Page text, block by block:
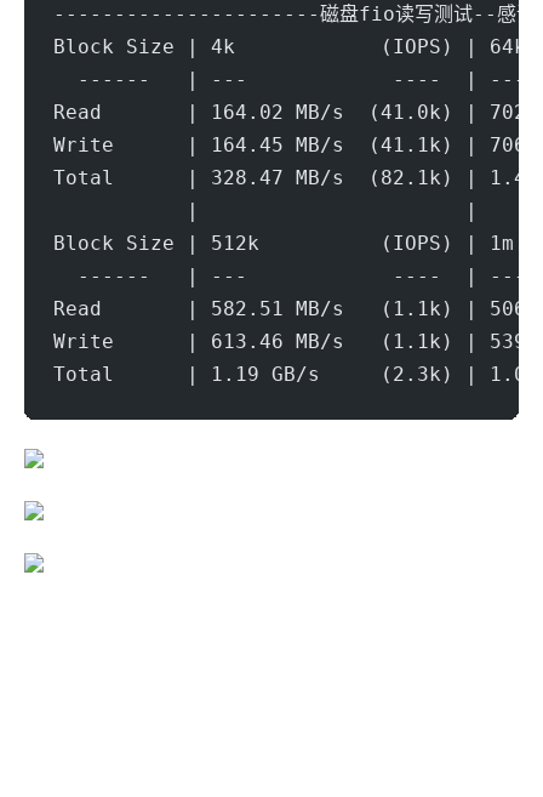
----------------------磁盘fio读写测试--感
Block Size | 4k            (IOPS) |
------   | ---            ----  |
Read       | 164.02 MB/s  (41.0k) |
Write      | 164.45 MB/s  (41.1k) |
Total      | 328.47 MB/s  (82.1k) |
|
Block Size | 512k          (IOPS) |
------   | ---            ----  |
Read       | 582.51 MB/s   (1.1k) |
Write      | 613.46 MB/s   (1.1k) |
Total      | 1.19 GB/s     (2.3k) | 1.04